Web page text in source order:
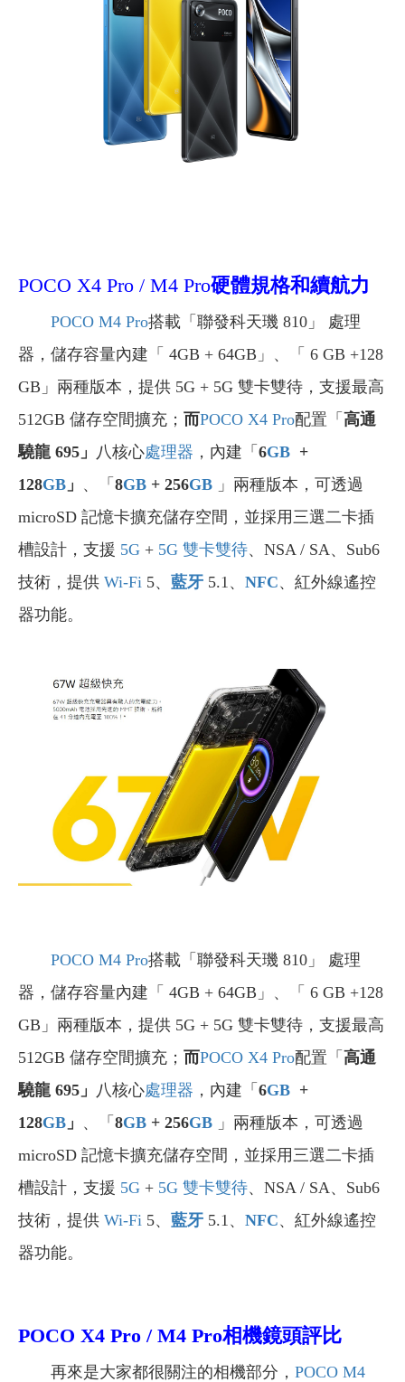
POCO X4 Pro / M4 Pro硬體規格和續航力
POCO M4 Pro搭載「聯發科天璣 810」 處理
器，儲存容量內建「 4GB + 64GB」、「 6 GB +128
GB」兩種版本，提供 5G + 5G 雙卡雙待，支援最高
512GB 儲存空間擴充； 而POCO X4 Pro配置「 高通
驍龍 695」 八核心處理器 ，內建「 6GB +
128GB 」 、「 8GB + 256GB 」兩種版本，可透過
microSD 記憶卡擴充儲存空間，並採用三選二卡插
槽設計，支援 5G + 5G 雙卡雙待、NSA / SA、Sub6
技術，提供 Wi-Fi 5、 藍牙 5.1、 NFC、紅外線遙控
器功能。
POCO M4 Pro搭載「聯發科天璣 810」 處理
器，儲存容量內建「 4GB + 64GB」、「 6 GB +128
GB」兩種版本，提供 5G + 5G 雙卡雙待，支援最高
512GB 儲存空間擴充； 而POCO X4 Pro配置「 高通
驍龍 695」
八核心處理器 ，內建「 6GB +
128GB 」 、「 8GB + 256GB 」兩種版本，可透過
microSD 記憶卡擴充儲存空間，並採用三選二卡插
槽設計，支援 5G + 5G 雙卡雙待、NSA / SA、Sub6
技術，提供 Wi-Fi 5、 藍牙 5.1、 NFC、紅外線遙控
器功能。
POCO X4 Pro / M4 Pro相機鏡頭評比
再來是大家都很關注的相機部分， POCO M4